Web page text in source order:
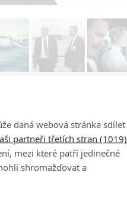
daná webová stránka sdílet
partneři třetích stran (1019)
mezi které patří jedinečné
shromažďovat a